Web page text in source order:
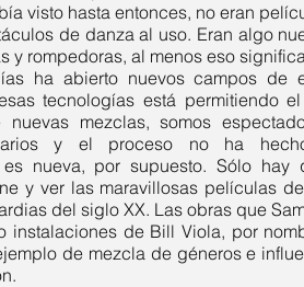
visto hasta entonces, no eran
de danza al uso. Eran algo
y rompedoras, al menos eso
ha abierto nuevos campos de
tecnologías está permitiendo
nuevas mezclas, somos
y el proceso no ha
es nueva, por supuesto. Sólo
y ver las maravillosas películas
del siglo XX. Las obras que
instalaciones de Bill Viola, por
de mezcla de géneros e